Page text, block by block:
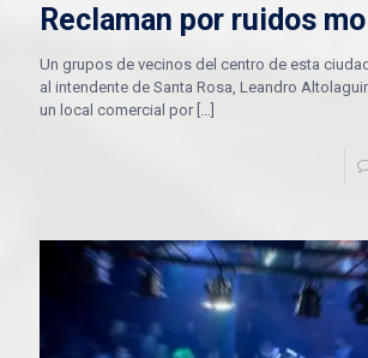
Reclaman por ruidos
Un grupos de vecinos del centro de esta
al intendente de Santa Rosa, Leandro
un local comercial por[…]